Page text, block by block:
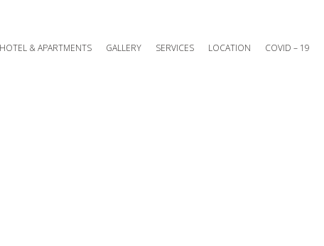
HOTEL & APARTMENTS GALLERY SERVICES LOCATION COVID – 19